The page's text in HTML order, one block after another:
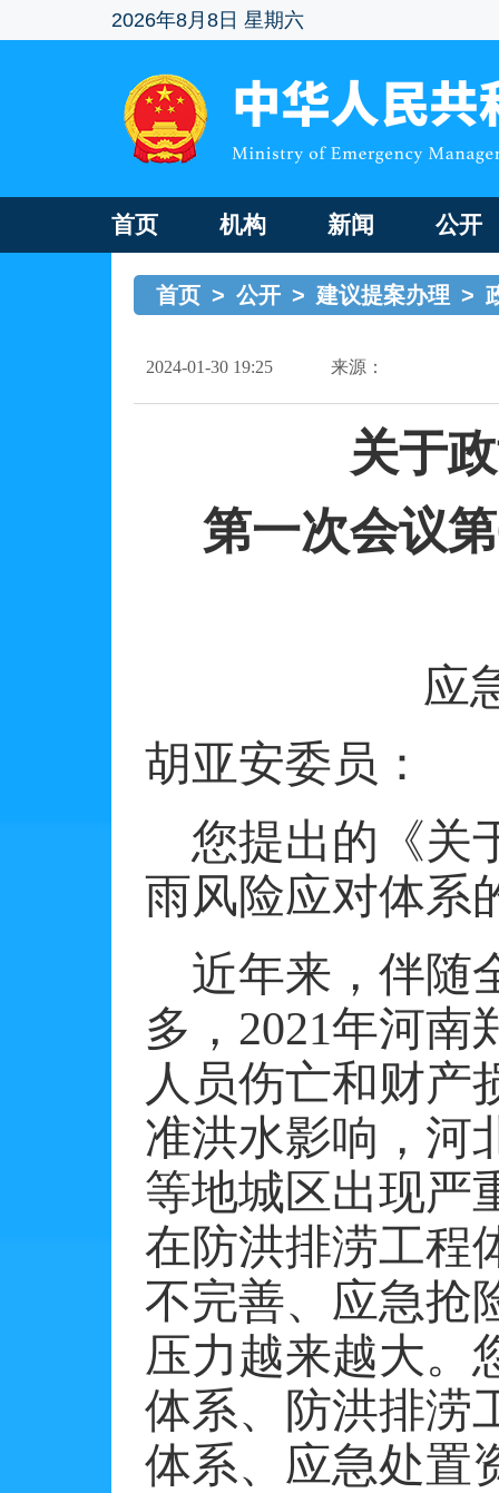
2026年8月8日 星期六
首页 机构 新闻 公开
首页 > 公开 > 建议提案办理 >
2024-01-30 19:25 来源：
关于
第一次会议第
应
胡亚安委员：
您提出的《关
雨风险应对体系
近年来，伴随
多， 2021年河南
人员伤亡和财产
准洪水影响，河
等地城区出现严
在防洪排涝工程
不完善、应急抢
压力越来越大。
体系、防洪排涝
体系、应急处置